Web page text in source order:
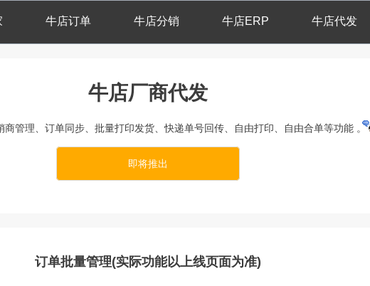
牛店订单 牛店分销 牛店ERP 牛店代发
牛店厂商代发
商管理、订单同步、批量打印发货、快递单号回传、自由打印、自由合单等功能 。
即将推出
订单批量管理(实际功能以上线页面为准)